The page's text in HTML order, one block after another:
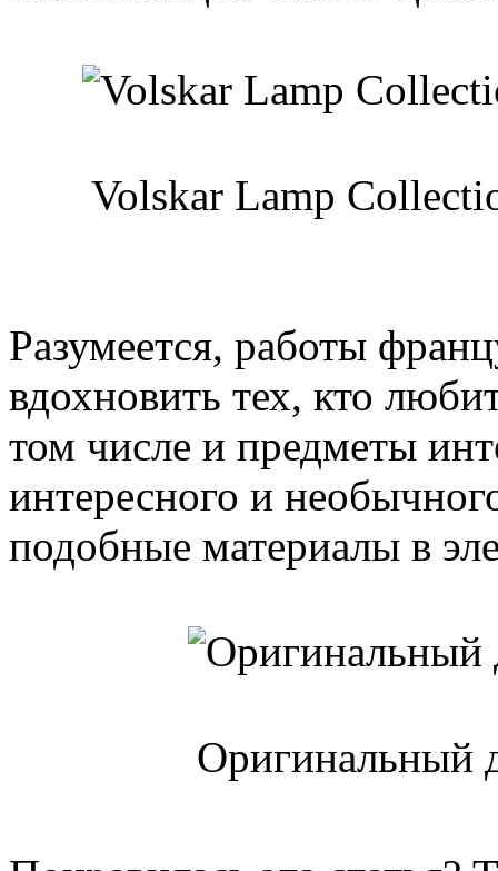
Volskar Lamp
Разумеется, работы
вдохновить тех, кто
том числе и предметы
интересного и
подобные материалы в
Оригинальный